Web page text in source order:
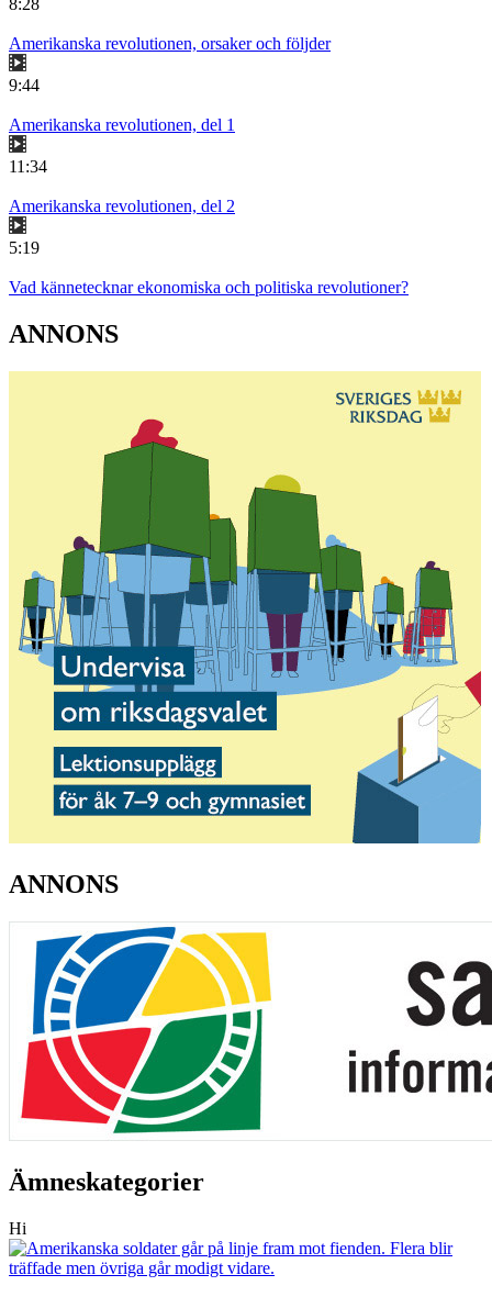
8:28
Amerikanska revolutionen, orsaker och följder
9:44
Amerikanska revolutionen, del 1
11:34
Amerikanska revolutionen, del 2
5:19
Vad kännetecknar ekonomiska och politiska revolutioner?
ANNONS
ANNONS
Ämneskategorier
Hi